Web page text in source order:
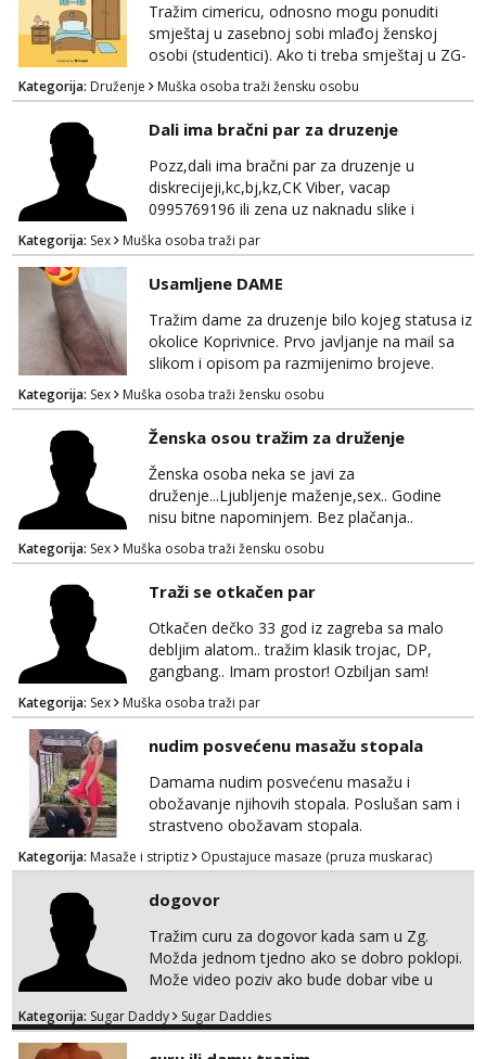
Tražim cimericu, odnosno mogu ponuditi
smještaj u zasebnoj sobi mlađoj ženskoj
osobi (studentici). Ako ti treba smještaj u ZG-
u, a ne želiš plaćati sobu i tako malo uštedjeti,
javi se na mail.
Kategorija: Druženje Muška osoba traži žensku osobu
Dali ima bračni par za druzenje
Pozz,dali ima bračni par za druzenje u
diskrecijeji,kc,bj,kz,CK Viber, vacap
0995769196 ili zena uz naknadu slike i
dopisivanje ne zanima me
Kategorija: Sex Muška osoba traži par
Usamljene DAME
Tražim dame za druzenje bilo kojeg statusa iz
okolice Koprivnice. Prvo javljanje na mail sa
slikom i opisom pa razmijenimo brojeve.
Muski i bonovi STOP.
Kategorija: Sex Muška osoba traži žensku osobu
Ženska osou tražim za druženje
Ženska osoba neka se javi za
druženje...Ljubljenje maženje,sex.. Godine
nisu bitne napominjem. Bez plačanja..
ZAGREB-okolica. Javite se na whatsapp viber
sms 0995323582
Kategorija: Sex Muška osoba traži žensku osobu
Traži se otkačen par
Otkačen dečko 33 god iz zagreba sa malo
debljim alatom.. tražim klasik trojac, DP,
gangbang.. Imam prostor! Ozbiljan sam!
Kondomi i higijena od mene zajamceni :)
Može i normalna dama/cura koja voli
swingati! :) 0924510862
Kategorija: Sex Muška osoba traži par
nudim posvećenu masažu stopala
Damama nudim posvećenu masažu i
obožavanje njihovih stopala. Poslušan sam i
strastveno obožavam stopala.
Kategorija: Masaže i striptiz Opustajuce masaze (pruza muskarac)
dogovor
Tražim curu za dogovor kada sam u Zg.
Možda jednom tjedno ako se dobro poklopi.
Može video poziv ako bude dobar vibe u
ponude. Moje preference su duga kosa, do
Kategorija: Sugar Daddy Sugar Daddies